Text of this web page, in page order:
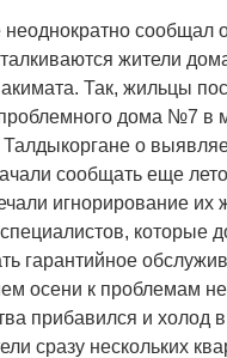
неоднократно сообщал
жители
Так, жильцы
дома №7 в
Талдыкоргане о
сообщать еще
игнорирование их
которые
гарантийное
осени к проблемам
прибавился и холод
сразу нескольких